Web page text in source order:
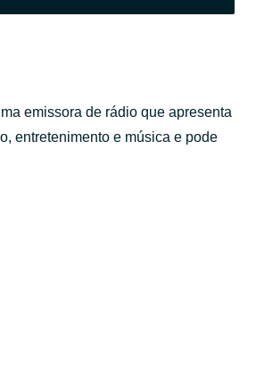
emissora de rádio que apresenta
entretenimento e música e pode